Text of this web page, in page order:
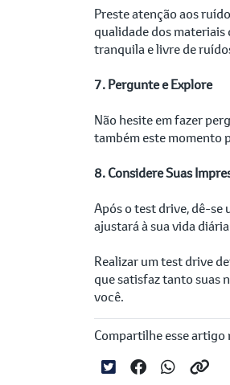
Preste atenção aos
qualidade dos
tranquila e livre de
7. Pergunte e Explore
Não hesite em fazer
também este momento
8. Considere Suas
Após o test drive, dê-se
ajustará à sua vida
Realizar um test drive
que satisfaz tanto suas
você.
Compartilhe esse artigo